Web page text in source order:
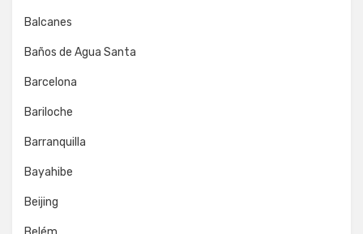
Balcanes
Baños de Agua Santa
Barcelona
Bariloche
Barranquilla
Bayahibe
Beijing